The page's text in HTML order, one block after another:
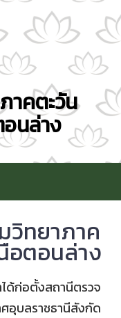
คตะวัน
นล่าง
วิทยาภาค
อตอนล่าง
ด้ก่อตั้งสถานีตรวจ
อุบลราชธานีสังกัด